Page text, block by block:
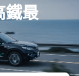
鐵最